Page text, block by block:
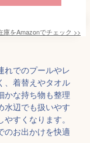
庫をAmazonでチェック >>
れでのプールやレ
、着替えやタオル
かな持ち物も整理
水辺でも扱いやす
すくなります。
のお出かけを快適